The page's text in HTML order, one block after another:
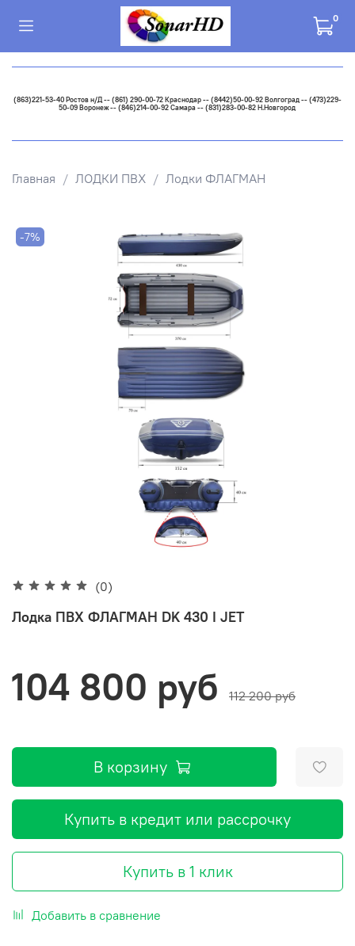
0
(863)221-53-40 Ростов н/Д -- (861) 290-00-72 Краснодар -- (8442)50-00-92 Волгоград -- (473)229-
50-09 Воронеж -- (846)214-00-92 Самара -- (831)283-00-82 Н.Новгород
Главная ЛОДКИ ПВХ Лодки ФЛАГМАН
-7%
(0)
Лодка ПВХ ФЛАГМАН DK 430 I JET
104 800 руб 112 200 руб
В корзину
Купить в кредит или рассрочку
Купить в 1 клик
Добавить в сравнение